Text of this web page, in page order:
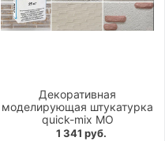
Декоративная
моделирующая штукатурка
quick-mix MO
1 341 руб.